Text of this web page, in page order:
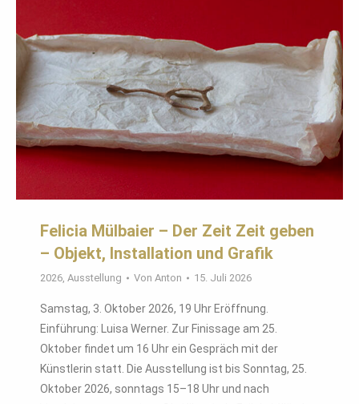
Felicia Mülbaier – Der Zeit Zeit geben
– Objekt, Installation und Grafik
2026, Ausstellung Von Anton 15. Juli 2026
Samstag, 3. Oktober 2026, 19 Uhr Eröffnung.
Einführung: Luisa Werner. Zur Finissage am 25.
Oktober findet um 16 Uhr ein Gespräch mit der
Künstlerin statt. Die Ausstellung ist bis Sonntag, 25.
Oktober 2026, sonntags 15–18 Uhr und nach